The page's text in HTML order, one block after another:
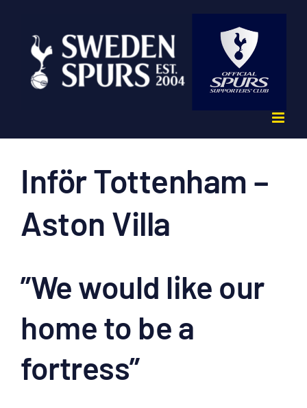
innehållet
Inför Tottenham –
Aston Villa
”We would like our
home to be a
fortress”